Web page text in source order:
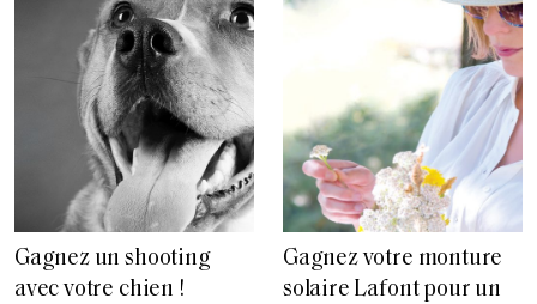
Gagnez un shooting
avec votre chien !
Gagnez votre monture
solaire Lafont pour un